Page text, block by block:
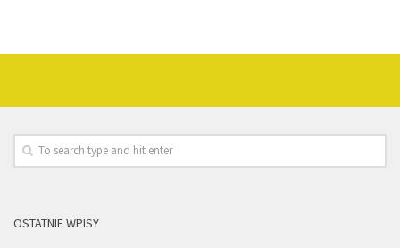
OSTATNIE WPISY